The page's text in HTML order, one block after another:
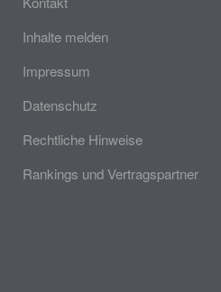
Inhalte melden
Impressum
Datenschutz
Rechtliche Hinweise
Rankings und Vertragspartner